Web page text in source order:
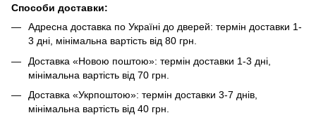
Способи доставки:
Адресна доставка по Україні до дверей: термін доставки 1-
3 дні, мінімальна вартість від 80 грн.
Доставка «Новою поштою»: термін доставки 1-3 дні,
мінімальна вартість від 70 грн.
Доставка «Укрпоштою»: термін доставки 3-7 днів,
мінімальна вартість від 40 грн.